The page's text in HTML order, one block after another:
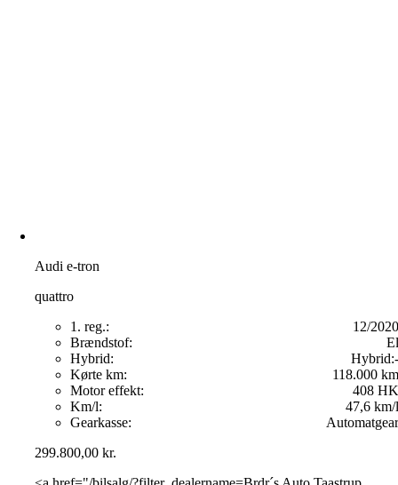
Audi e-tron
quattro
1. reg.:
12/2020
Brændstof:
El
Hybrid:
Hybrid:-
Kørte km:
118.000 km
Motor effekt:
408 HK
Km/l:
47,6 km/l
Gearkasse:
Automatgear
299.800,00kr.